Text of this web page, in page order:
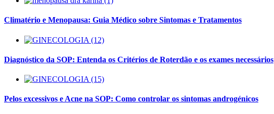
Climatério e Menopausa: Guia Médico sobre Sintomas e Tratamentos
Diagnóstico da SOP: Entenda os Critérios de Roterdão e os exames necessários
Pelos excessivos e Acne na SOP: Como controlar os sintomas androgénicos